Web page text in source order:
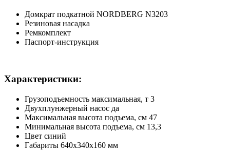
Домкрат подкатной NORDBERG N3203
Резиновая насадка
Ремкомплект
Паспорт-инструкция
Характеристики:
Грузоподъемность максимальная, т 3
Двухплунжерный насос да
Максимальная высота подъема, см 47
Минимальная высота подъема, см 13,3
Цвет синий
Габариты 640х340х160 мм